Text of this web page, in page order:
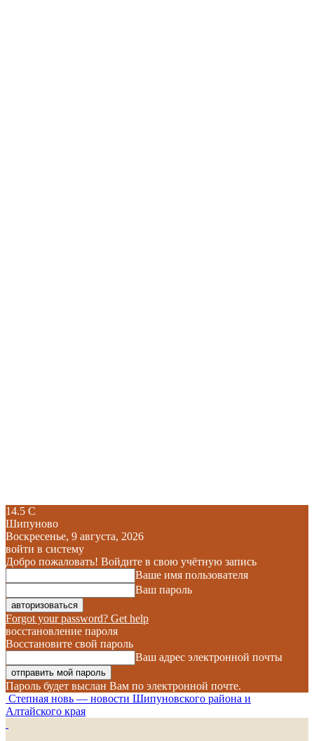
14.5 C
Шипуново
Воскресенье, 9 августа, 2026
войти в систему
Добро пожаловать! Войдите в свою учётную запись
Ваше имя пользователя
Ваш пароль
Forgot your password? Get help
восстановление пароля
Восстановите свой пароль
Ваш адрес электронной почты
Пароль будет выслан Вам по электронной почте.
Степная новь — новости Шипуновского района и
Алтайского края